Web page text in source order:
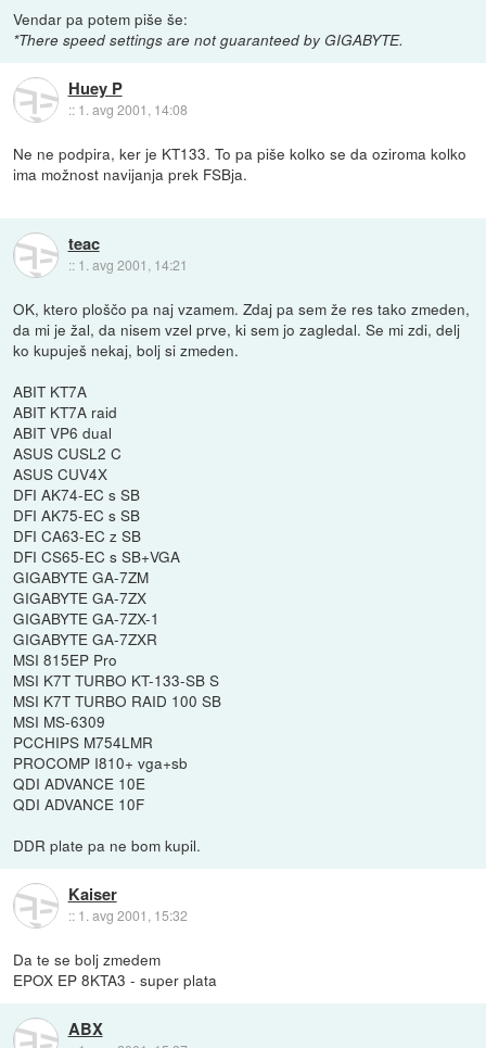
Vendar pa potem piše še:
*There speed settings are not guaranteed by GIGABYTE.
Huey P
:: 1. avg 2001, 14:08
Ne ne podpira, ker je KT133. To pa piše kolko se da oziroma kolko
ima možnost navijanja prek FSBja.
teac
:: 1. avg 2001, 14:21
OK, ktero ploščo pa naj vzamem. Zdaj pa sem že res tako zmeden,
da mi je žal, da nisem vzel prve, ki sem jo zagledal. Se mi zdi, delj
ko kupuješ nekaj, bolj si zmeden.
ABIT KT7A
ABIT KT7A raid
ABIT VP6 dual
ASUS CUSL2 C
ASUS CUV4X
DFI AK74-EC s SB
DFI AK75-EC s SB
DFI CA63-EC z SB
DFI CS65-EC s SB+VGA
GIGABYTE GA-7ZM
GIGABYTE GA-7ZX
GIGABYTE GA-7ZX-1
GIGABYTE GA-7ZXR
MSI 815EP Pro
MSI K7T TURBO KT-133-SB S
MSI K7T TURBO RAID 100 SB
MSI MS-6309
PCCHIPS M754LMR
PROCOMP I810+ vga+sb
QDI ADVANCE 10E
QDI ADVANCE 10F
DDR plate pa ne bom kupil.
Kaiser
:: 1. avg 2001, 15:32
Da te se bolj zmedem
EPOX EP 8KTA3 - super plata
ABX